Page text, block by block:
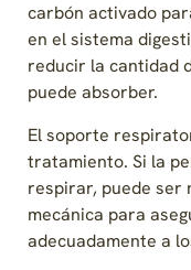
carbón activado
en el sistema
reducir la cantidad
puede absorber.
El soporte
tratamiento. Si la
respirar, puede ser
mecánica para
adecuadamente a